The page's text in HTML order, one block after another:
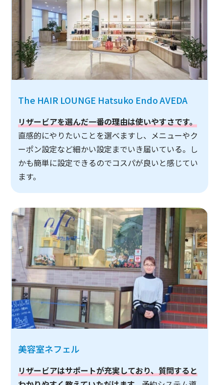
The HAIR LOUNGE Hatsuko Endo AVEDA
リザービアを選んだ一番の理由は使いやすさです。
直感的にやりたいことを選べますし、メニューやク
ーポン設定など細かい設定までいき届いている。し
かも簡単に設定できるのでコスパが良いと感じてい
ます。
美容室ネフェル
リザービアはサポートが充実しており、質問すると